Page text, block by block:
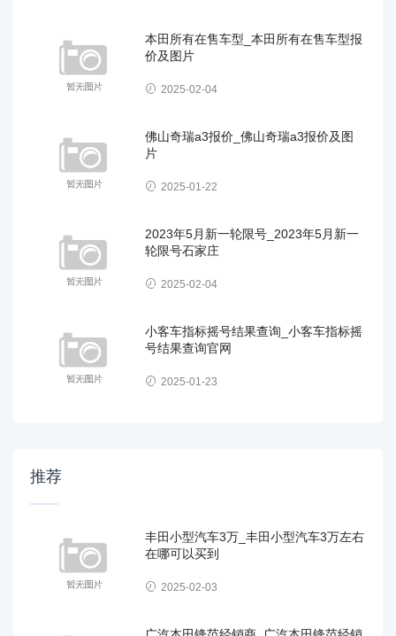
本田所有在售车型_本田所有在售车型报
价及图片
2025-02-04
佛山奇瑞a3报价_佛山奇瑞a3报价及图
片
2025-01-22
2023年5月新一轮限号_2023年5月新一
轮限号石家庄
2025-02-04
小客车指标摇号结果查询_小客车指标摇
号结果查询官网
2025-01-23
推荐
丰田小型汽车3万_丰田小型汽车3万左右
在哪可以买到
2025-02-03